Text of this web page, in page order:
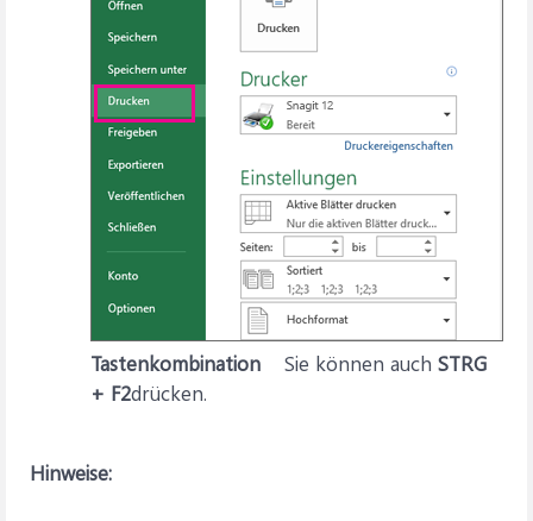
Tastenkombination Sie können auch STRG
+ F2drücken.
Hinweise: